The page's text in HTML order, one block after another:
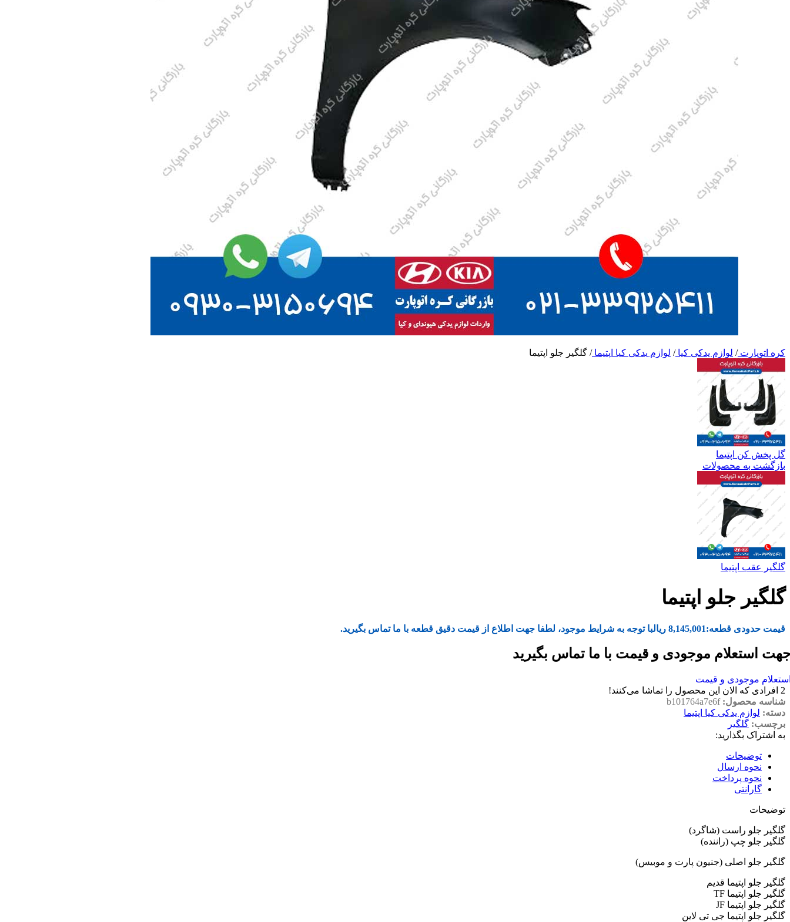
کره اتوپارت/ لوازم یدکی کیا/ لوازم یدکی کیا اپتیما/ گلگیر جلو اپتیما
گل پخش کن اپتیما
بازگشت به محصولات
گلگیر عقب اپتیما
گلگیر جلو اپتیما
قیمت حدودی قطعه:8,145,001 ریالبا توجه به شرایط موجود، لطفا جهت اطلاع از قیمت دقیق قطعه با ما تماس بگیرید.
استعلام موجودی و قیمت با ما تماس بگیرید
موجودی و قیمت
2 افرادی که الان این محصول را تماشا می‌کنند!
شناسه محصول:b101764a7e6f
دسته: لوازم یدکی کیا اپتیما
برچسب: گلگیر
به اشتراک بگذارید:
توضیحات
نحوه ارسال
نحوه پرداخت
گارانتی
توضیحات
گلگیر جلو راست (شاگرد)
گلگیر جلو چپ (راننده)
گلگیر جلو اصلی (جنیون پارت و موبیس)
گلگیر جلو اپتیما قدیم
گلگیر جلو اپتیما TF
گلگیر جلو اپتیما JF
گلگیر جلو اپتیما جی تی لاین